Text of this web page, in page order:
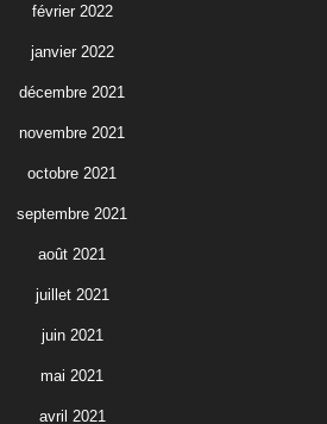
février 2022
janvier 2022
décembre 2021
novembre 2021
octobre 2021
septembre 2021
août 2021
juillet 2021
juin 2021
mai 2021
avril 2021